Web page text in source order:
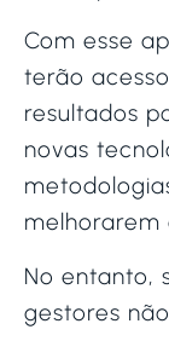
Com esse
terão
resultados
novas
melhorarem
No entanto,
gestores